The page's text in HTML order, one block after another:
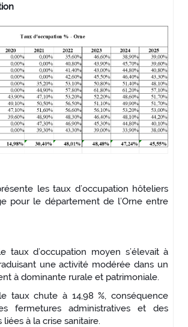
les taux d’occupation hôteliers
pour le département de l’Orne entre
taux d’occupation moyen s’élevait à
une activité modérée dans un
à dominante rurale et patrimoniale.
taux chute à 14,98 %, conséquence
fermetures administratives et des
liées à la crise sanitaire.